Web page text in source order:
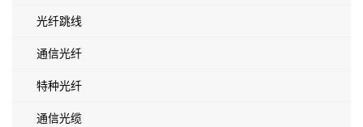
光纤跳线
通信光纤
特种光纤
通信光缆